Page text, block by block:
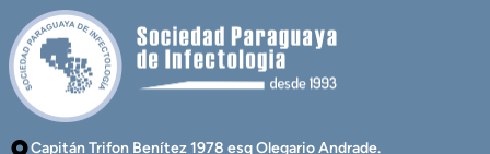
Capitán Trifon Benítez 1978 esq Olegario Andrade.